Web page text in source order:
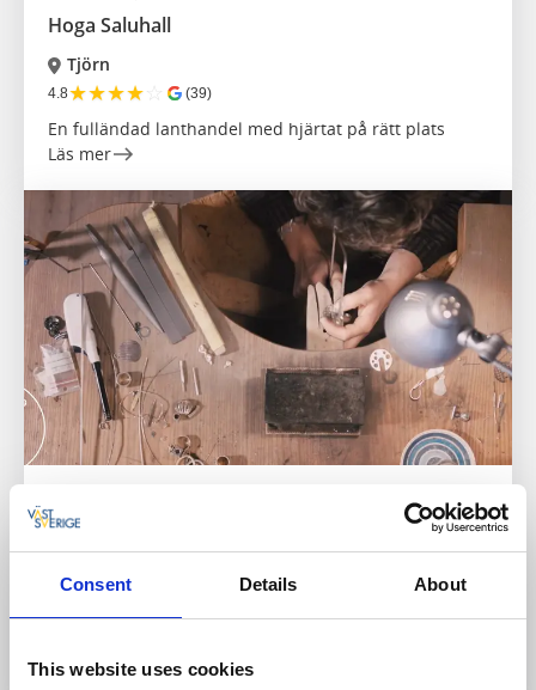
Consent Details About
This website uses cookies
Hoga Saluhall
Tjörn
4.8★★★★☆ (39)
En fulländad lanthandel med hjärtat på rätt plats
Läs mer
Dyrön
Läs mer